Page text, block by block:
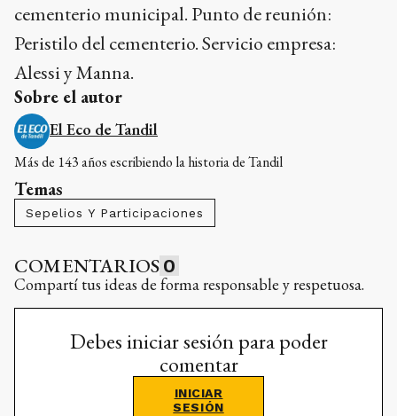
cementerio municipal. Punto de reunión:
Peristilo del cementerio. Servicio empresa:
Alessi y Manna.
Sobre el autor
El Eco de Tandil
Más de 143 años escribiendo la historia de Tandil
Temas
Sepelios Y Participaciones
COMENTARIOS 0
Compartí tus ideas de forma responsable y respetuosa.
Debes iniciar sesión para poder
comentar
INICIAR
SESIÓN